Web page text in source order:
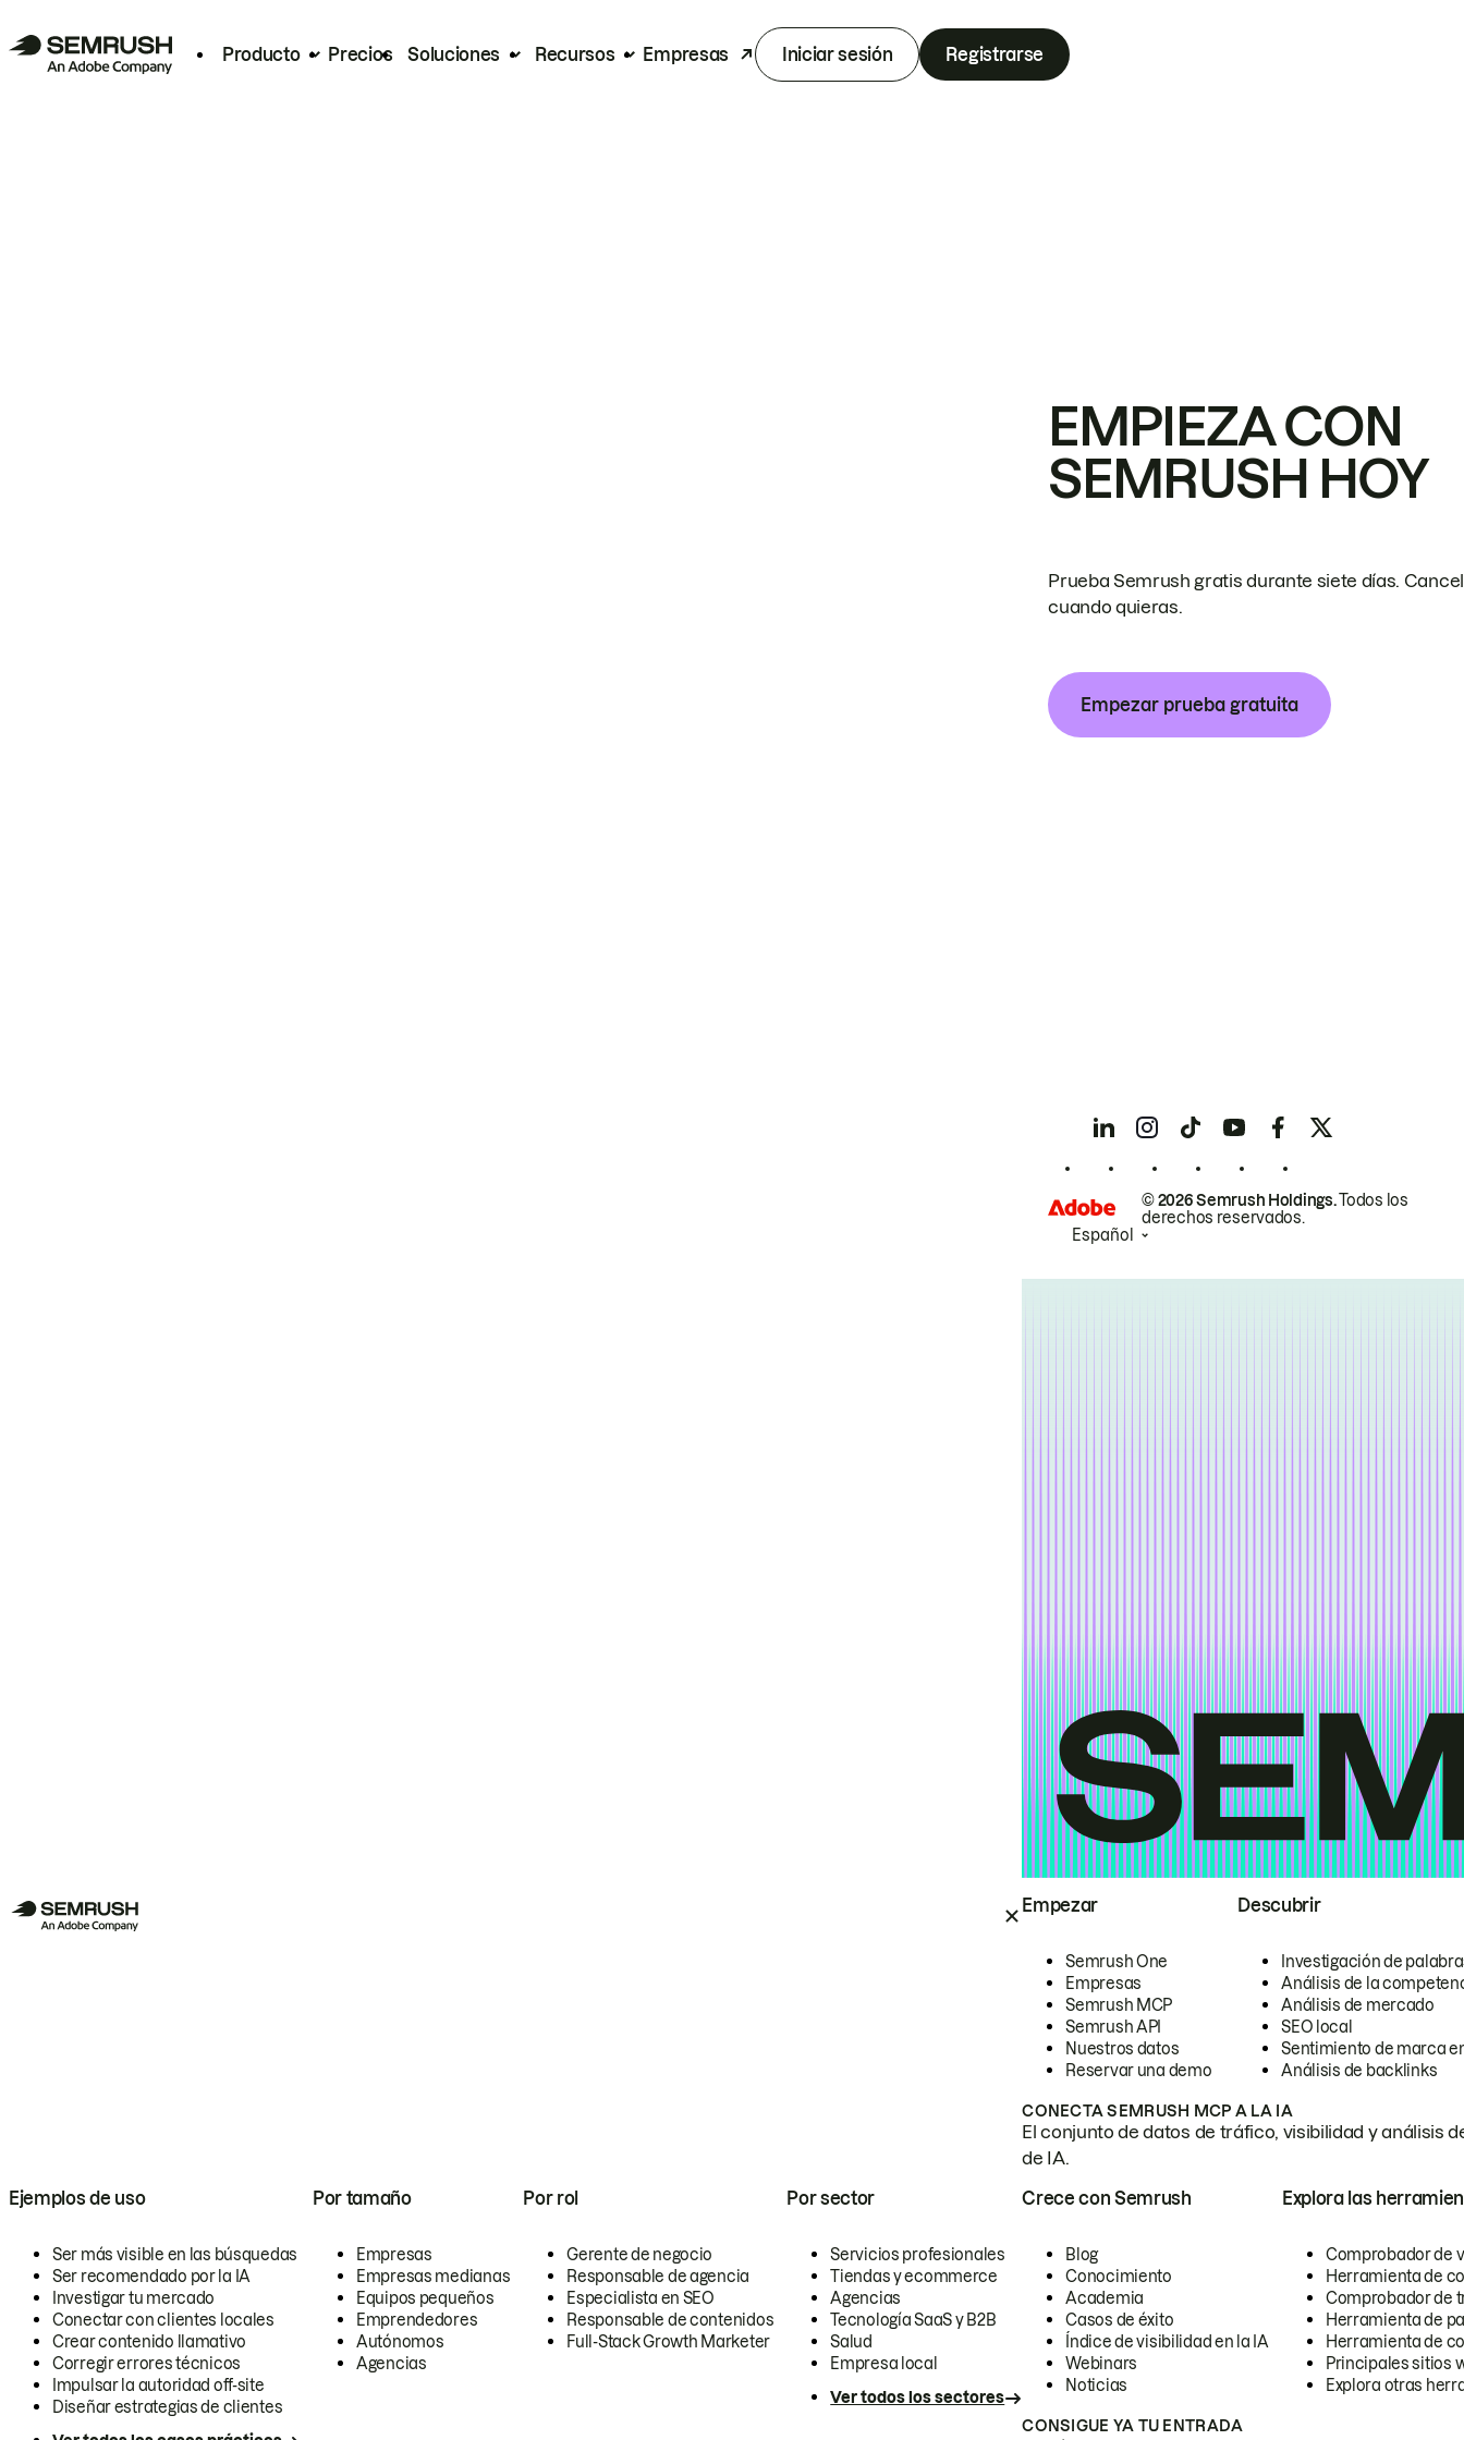
Producto Precios Soluciones Recursos Empresas Iniciar sesión Registrarse
Empezar
Semrush One
Empresas
Semrush MCP
Semrush API
Nuestros datos
Reservar una demo
Descubrir
Investigación de
Análisis de la
Análisis de mercado
SEO local
Sentimiento de marca
Análisis de backlinks
CONECTA SEMRUSH MCP A LA IA
El conjunto de datos de tráfico, visibilidad y análisis
de IA.
Ejemplos de uso
Ser más visible en las búsquedas
Ser recomendado por la IA
Investigar tu mercado
Conectar con clientes locales
Crear contenido llamativo
Corregir errores técnicos
Impulsar la autoridad off-site
Diseñar estrategias de clientes
Por tamaño
Empresas
Empresas medianas
Equipos pequeños
Emprendedores
Autónomos
Agencias
Por rol
Gerente de negocio
Responsable de agencia
Especialista en SEO
Responsable de contenidos
Full-Stack Growth Marketer
Por sector
Servicios profesionales
Tiendas y ecommerce
Agencias
Tecnología SaaS y B2B
Salud
Empresa local
Ver todos los sectores
Crece con Semrush
Blog
Conocimiento
Academia
Casos de éxito
Índice de visibilidad en la IA
Webinars
Noticias
Explora las
Comprobador de
Herramienta de
Comprobador de
Herramienta de
Herramienta de
Principales sitios
Explora otras
CONSIGUE YA TU ENTRADA
EMPIEZA CON
SEMRUSH HOY
Prueba Semrush gratis durante siete días.
cuando quieras.
Empezar prueba gratuita
© 2026 Semrush Holdings.Todos los
derechos reservados.
Español